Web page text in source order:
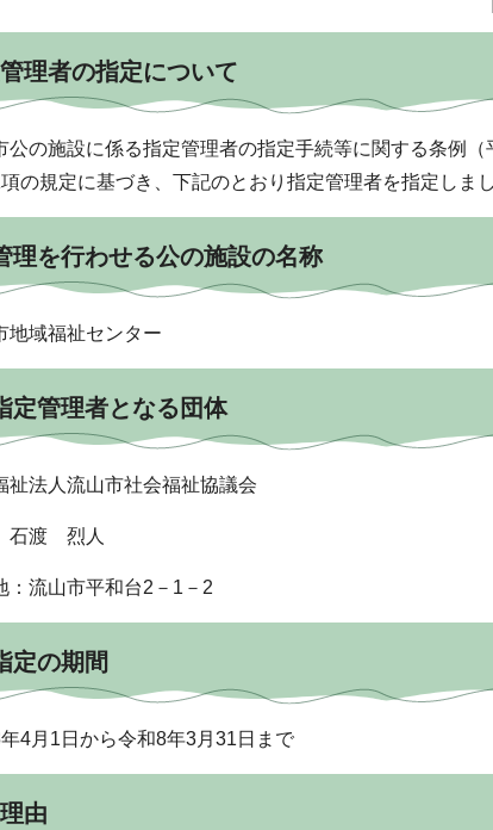
理者の指定について
公の施設に係る指定管理者の指定手続等に関する条例
の規定に基づき、下記のとおり指定管理者を指定しま
理を行わせる公の施設の名称
地域福祉センター
定管理者となる団体
祉法人流山市社会福祉協議会
渡 烈人
：流山市平和台2－1－2
定の期間
4月1日から令和8年3月31日まで
由